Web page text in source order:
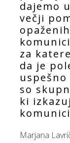
dajemo
večji
za
da je
so
ki
Marjana